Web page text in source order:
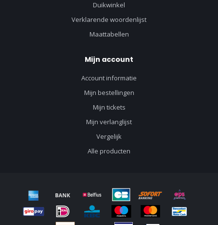
Duikwinkel
Verklarende woordenlijst
Maattabellen
Mijn account
Account informatie
Mijn bestellingen
Mijn tickets
Mijn verlanglijst
Vergelijk
Alle producten